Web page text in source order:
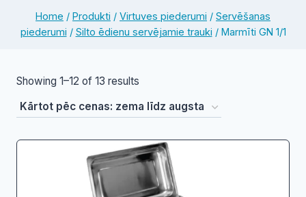
Home / Produkti / Virtuves piederumi / Servēšanas
piederumi / Silto ēdienu servējamie trauki / Marmīti GN 1/1
Showing 1–12 of 13 results
by
price:
low
to
high